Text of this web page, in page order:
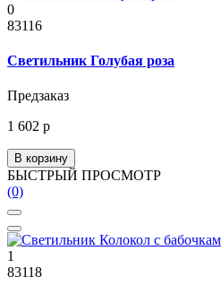
0
83116
Светильник Голубая роза
Предзаказ
1 602 р
В корзину
БЫСТРЫЙ ПРОСМОТР
(0)
1
83118